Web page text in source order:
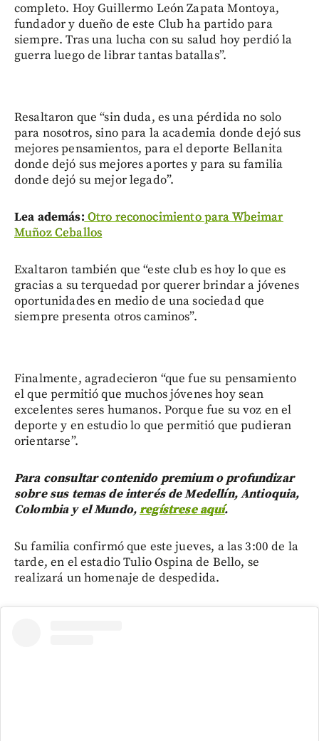
completo. Hoy Guillermo León Zapata Montoya,
fundador y dueño de este Club ha partido para
siempre. Tras una lucha con su salud hoy perdió la
guerra luego de librar tantas batallas”.
Resaltaron que “sin duda, es una pérdida no solo
para nosotros, sino para la academia donde dejó sus
mejores pensamientos, para el deporte Bellanita
donde dejó sus mejores aportes y para su familia
donde dejó su mejor legado”.
Lea además:Otro reconocimiento para Wbeimar
Muñoz Ceballos
Exaltaron también que “este club es hoy lo que es
gracias a su terquedad por querer brindar a jóvenes
oportunidades en medio de una sociedad que
siempre presenta otros caminos”.
Finalmente, agradecieron “que fue su pensamiento
el que permitió que muchos jóvenes hoy sean
excelentes seres humanos. Porque fue su voz en el
deporte y en estudio lo que permitió que pudieran
orientarse”.
Para consultar contenido premium o profundizar
sobre sus temas de interés de Medellín, Antioquia,
Colombia y el Mundo,regístrese aquí.
Su familia confirmó que este jueves, a las 3:00 de la
tarde, en el estadio Tulio Ospina de Bello, se
realizará un homenaje de despedida.